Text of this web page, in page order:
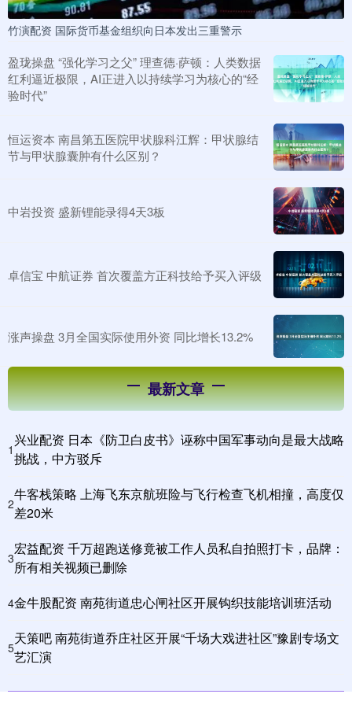
竹演配资 国际货币基金组织向日本发出三重警示
盈珑操盘 “强化学习之父” 理查德·萨顿：人类数据
红利逼近极限，AI正进入以持续学习为核心的“经
验时代”
恒运资本 南昌第五医院甲状腺科江辉：甲状腺结
节与甲状腺囊肿有什么区别？
中岩投资 盛新锂能录得4天3板
卓信宝 中航证券 首次覆盖方正科技给予买入评级
涨声操盘 3月全国实际使用外资 同比增长13.2%
最新文章
1
兴业配资 日本《防卫白皮书》诬称中国军事动向是最大战略
挑战，中方驳斥
2
牛客栈策略 上海飞东京航班险与飞行检查飞机相撞，高度仅
差20米
3
宏益配资 千万超跑送修竟被工作人员私自拍照打卡，品牌：
所有相关视频已删除
4金牛股配资 南苑街道忠心闸社区开展钩织技能培训班活动
5
天策吧 南苑街道乔庄社区开展“千场大戏进社区”豫剧专场文
艺汇演